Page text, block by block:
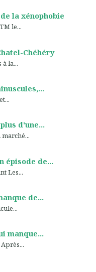
la xénophobie
le...
Chéhéry
la...
d'une...
épisode de...
Les...
de...
manque...